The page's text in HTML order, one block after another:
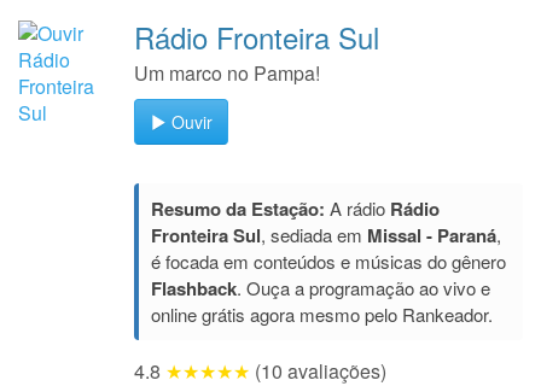
Rádio Fronteira Sul
Um marco no Pampa!
Ouvir
Resumo da Estação: A rádio Rádio
Fronteira Sul, sediada em Missal - Paraná,
é focada em conteúdos e músicas do gênero
Flashback. Ouça a programação ao vivo e
online grátis agora mesmo pelo Rankeador.
4.8 ★★★★★ (10 avaliações)